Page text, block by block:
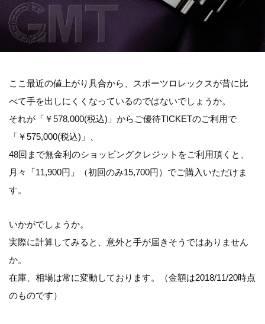
ここ最近の値上がり具合から、スポーツロレックスが昔に比
べて手を出しにくくなっているのではないでしょうか。
それが「 ￥578,000(税込) 」からご優待TICKETのご利用で
「 ￥575,000(税込) 」、
48回まで無金利のショッピングクレジットをご利用頂くと、
月々「11,900円 」（初回のみ15,700円）でご購入いただけま
す。
いかがでしょうか。
実際に計算してみると、意外と手が届きそうではありません
か。
在庫、相場は常に変動しております。（金額は2018/11/20時点
のものです）